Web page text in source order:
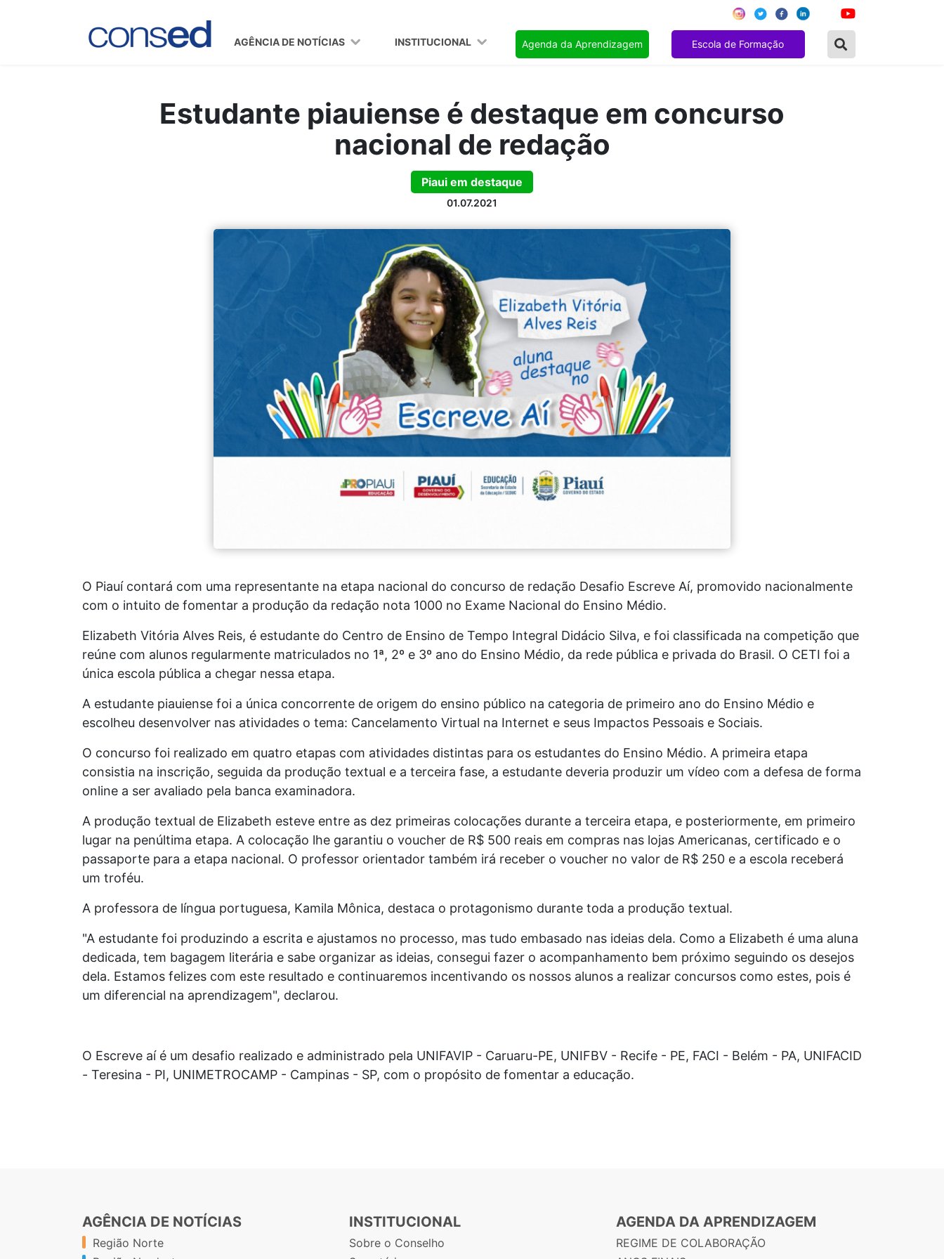
AGÊNCIA DE NOTÍCIAS INSTITUCIONAL Agenda da Aprendizagem Escola de Formação
Estudante piauiense é destaque em concurso
nacional de redação
Piaui em destaque
01.07.2021
O Piauí contará com uma representante na etapa nacional do concurso de redação Desafio Escreve Aí, promovido nacionalmente
com o intuito de fomentar a produção da redação nota 1000 no Exame Nacional do Ensino Médio.
Elizabeth Vitória Alves Reis, é estudante do Centro de Ensino de Tempo Integral Didácio Silva, e foi classificada na competição que
reúne com alunos regularmente matriculados no 1ª, 2º e 3º ano do Ensino Médio, da rede pública e privada do Brasil. O CETI foi a
única escola pública a chegar nessa etapa.
A estudante piauiense foi a única concorrente de origem do ensino público na categoria de primeiro ano do Ensino Médio e
escolheu desenvolver nas atividades o tema: Cancelamento Virtual na Internet e seus Impactos Pessoais e Sociais.
O concurso foi realizado em quatro etapas com atividades distintas para os estudantes do Ensino Médio. A primeira etapa
consistia na inscrição, seguida da produção textual e a terceira fase, a estudante deveria produzir um vídeo com a defesa de forma
online a ser avaliado pela banca examinadora.
A produção textual de Elizabeth esteve entre as dez primeiras colocações durante a terceira etapa, e posteriormente, em primeiro
lugar na penúltima etapa. A colocação lhe garantiu o voucher de R$ 500 reais em compras nas lojas Americanas, certificado e o
passaporte para a etapa nacional. O professor orientador também irá receber o voucher no valor de R$ 250 e a escola receberá
um troféu.
A professora de língua portuguesa, Kamila Mônica, destaca o protagonismo durante toda a produção textual.
"A estudante foi produzindo a escrita e ajustamos no processo, mas tudo embasado nas ideias dela. Como a Elizabeth é uma aluna
dedicada, tem bagagem literária e sabe organizar as ideias, consegui fazer o acompanhamento bem próximo seguindo os desejos
dela. Estamos felizes com este resultado e continuaremos incentivando os nossos alunos a realizar concursos como estes, pois é
um diferencial na aprendizagem", declarou.
O Escreve aí é um desafio realizado e administrado pela UNIFAVIP - Caruaru-PE, UNIFBV - Recife - PE, FACI - Belém - PA, UNIFACID
- Teresina - PI, UNIMETROCAMP - Campinas - SP, com o propósito de fomentar a educação.
AGÊNCIA DE NOTÍCIAS
Região Norte
INSTITUCIONAL
Sobre o Conselho
AGENDA DA APRENDIZAGEM
REGIME DE COLABORAÇÃO